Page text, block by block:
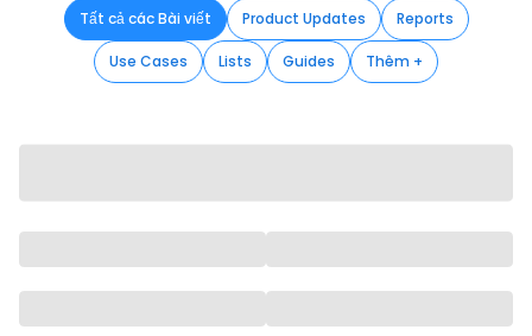
Tất cả các Bài viết Product Updates Reports
Use Cases Lists Guides Thêm +